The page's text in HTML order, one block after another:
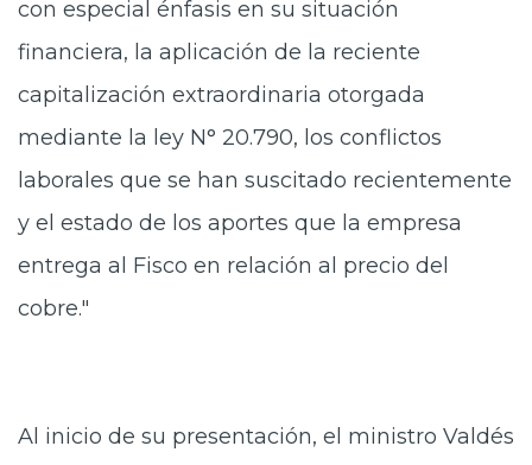
con especial énfasis en su situación
financiera, la aplicación de la reciente
capitalización extraordinaria otorgada
mediante la ley N° 20.790, los conflictos
laborales que se han suscitado recientemente
y el estado de los aportes que la empresa
entrega al Fisco en relación al precio del
cobre."
Al inicio de su presentación, el ministro Valdés